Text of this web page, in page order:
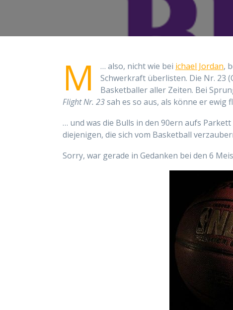
… also, nicht wie bei
M ichael Jordan,
Schwerkraft überlisten. Die Nr. 23
Basketballer aller Zeiten. Bei
Flight Nr. 23sah es so aus, als könne er ewig
… und was die Bulls in den 90ern aufs
diejenigen, die sich vom Basketball
Sorry, war gerade in Gedanken bei den 6